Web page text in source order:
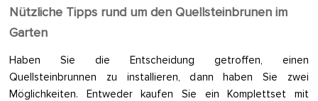
Nützliche Tipps rund um den Quellsteinbrunen im
Garten
Haben Sie die Entscheidung getroffen, einen
Quellsteinbrunnen zu installieren, dann haben Sie zwei
Möglichkeiten. Entweder kaufen Sie ein Komplettset mit